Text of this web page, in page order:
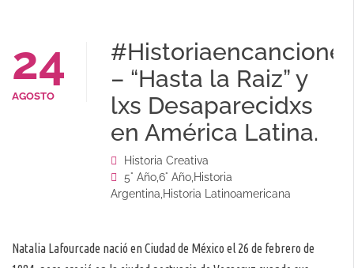
24
AGOSTO
– “Hasta la Raiz” y
lxs Desaparecidxs
en América Latina.
Historia Creativa
5° Año,6° Año,Historia
Argentina,Historia Latinoamericana
Natalia Lafourcade nació en Ciudad de México el 26 de febrero de